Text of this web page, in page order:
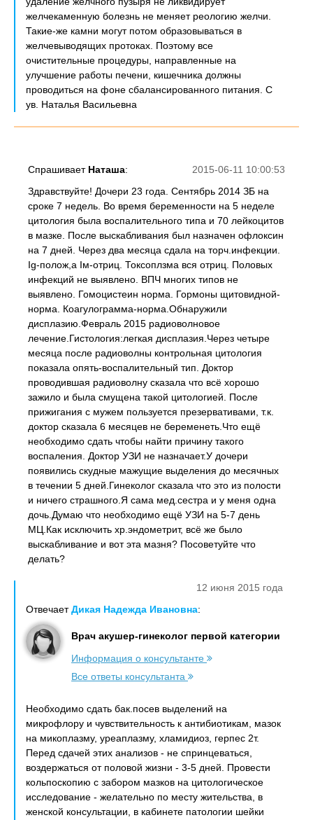
желчекаменную болезнь не меняет реологию желчи.
Такие-же камни могут потом образовываться в
желчевыводящих протоках. Поэтому все
очистительные процедуры, направленные на
улучшение работы печени, кишечника должны
проводиться на фоне сбалансированного питания. С
ув. Наталья Васильевна
2015-06-11 10:00:53
Спрашивает Наташа:
Здравствуйте! Дочери 23 года. Сентябрь 2014 ЗБ на
сроке 7 недель. Во время беременности на 5 неделе
цитология была воспалительного типа и 70 лейкоцитов
в мазке. После выскабливания был назначен офлоксин
на 7 дней. Через два месяца сдала на торч.инфекции.
Іg-полож,а Ім-отриц. Токсоплзма вся отриц. Половых
инфекций не выявлено. ВПЧ многих типов не
выявлено. Гомоцистеин норма. Гормоны щитовидной-
норма. Коагулограмма-норма.Обнаружили
дисплазию.Февраль 2015 радиоволновое
лечение.Гистология:легкая дисплазия.Через четыре
месяца после радиоволны контрольная цитология
показала опять-воспалительный тип. Доктор
проводившая радиоволну сказала что всё хорошо
зажило и была смущена такой цитологией. После
прижигания с мужем пользуется презервативами, т.к.
доктор сказала 6 месяцев не беременеть.Что ещё
необходимо сдать чтобы найти причину такого
воспаления. Доктор УЗИ не назначает.У дочери
появились скудные мажущие выделения до месячных
в течении 5 дней.Гинеколог сказала что это из полости
и ничего страшного.Я сама мед.сестра и у меня одна
дочь.Думаю что необходимо ещё УЗИ на 5-7 день
МЦ.Как исключить хр.эндометрит, всё же было
выскабливание и вот эта мазня? Посоветуйте что
делать?
12 июня 2015 года
ОтвечаетДикая Надежда Ивановна:
Врач акушер-гинеколог первой категории
Информация о консультанте
Все ответы консультанта
Необходимо сдать бак.посев выделений на
микрофлору и чувствительность к антибиотикам, мазок
на микоплазму, уреаплазму, хламидиоз, герпес 2т.
Перед сдачей этих анализов - не спринцеваться,
воздержаться от половой жизни - 3-5 дней. Провести
кольпоскопию с забором мазков на цитологическое
исследование - желательно по месту жительства, в
женской консультации, в кабинете патологии шейки